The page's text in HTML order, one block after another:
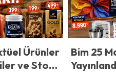
Ürünler
ve Stok
Bim 25